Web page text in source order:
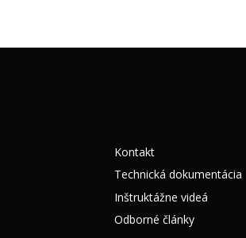
Kontakt
Technická dokumentácia
Inštruktážne videá
Odborné články